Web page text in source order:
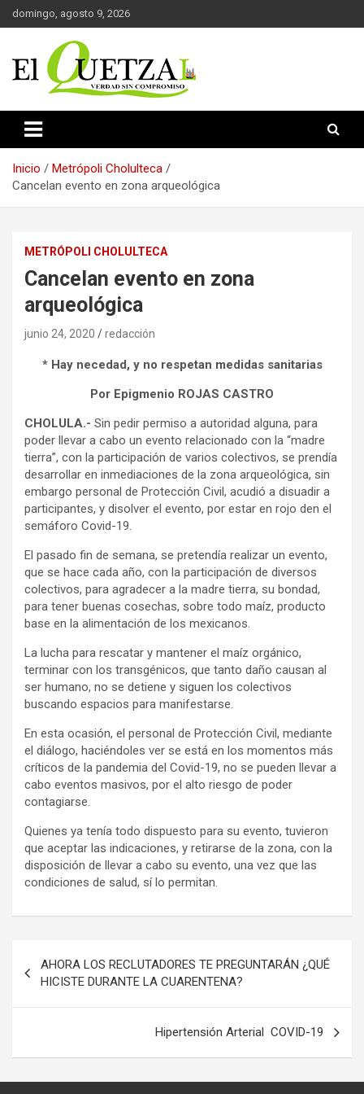
Saltar
al
domingo, agosto 9, 2026
El Quetzal de Cholula
Inicio
Metrópoli Cholulteca
Cancelan evento en zona arqueológica
METRÓPOLI CHOLULTECA
Cancelan evento en zona
arqueológica
junio 24, 2020 redacción
* Hay necedad, y no respetan medidas sanitarias
Por Epigmenio ROJAS CASTRO
CHOLULA.- Sin pedir permiso a autoridad alguna, para
poder llevar a cabo un evento relacionado con la “madre
tierra”, con la participación de varios colectivos, se prendía
desarrollar en inmediaciones de la zona arqueológica, sin
embargo personal de Protección Civil, acudió a disuadir a
participantes, y disolver el evento, por estar en rojo den el
semáforo Covid-19.
El pasado fin de semana, se pretendía realizar un evento,
que se hace cada año, con la participación de diversos
colectivos, para agradecer a la madre tierra, su bondad,
para tener buenas cosechas, sobre todo maíz, producto
base en la alimentación de los mexicanos.
La lucha para rescatar y mantener el maíz orgánico,
terminar con los transgénicos, que tanto daño causan al
ser humano, no se detiene y siguen los colectivos
buscando espacios para manifestarse.
En esta ocasión, el personal de Protección Civil, mediante
el diálogo, haciéndoles ver se está en los momentos más
críticos de la pandemia del Covid-19, no se pueden llevar a
cabo eventos masivos, por el alto riesgo de poder
contagiarse.
Quienes ya tenía todo dispuesto para su evento, tuvieron
que aceptar las indicaciones, y retirarse de la zona, con la
disposición de llevar a cabo su evento, una vez que las
condiciones de salud, sí lo permitan.
de
entradas
AHORA LOS RECLUTADORES TE PREGUNTARÁN ¿QUÉ
HICISTE DURANTE LA CUARENTENA?
Hipertensión Arterial COVID-19